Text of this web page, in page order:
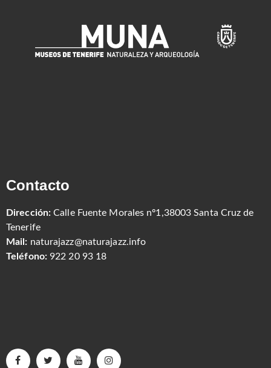
Contacto
Dirección: Calle Fuente Morales nº1,38003 Santa Cruz de
Tenerife
Mail: naturajazz@naturajazz.info
Teléfono: 922 20 93 18